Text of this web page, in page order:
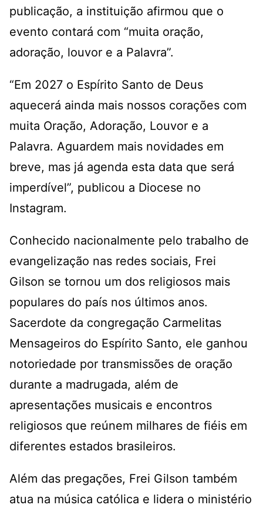
publicação, a instituição afirmou que o
evento contará com “muita oração,
adoração, louvor e a Palavra”.
“Em 2027 o Espírito Santo de Deus
aquecerá ainda mais nossos corações com
muita Oração, Adoração, Louvor e a
Palavra. Aguardem mais novidades em
breve, mas já agenda esta data que será
imperdível”, publicou a Diocese no
Instagram.
Conhecido nacionalmente pelo trabalho de
evangelização nas redes sociais, Frei
Gilson se tornou um dos religiosos mais
populares do país nos últimos anos.
Sacerdote da congregação Carmelitas
Mensageiros do Espírito Santo, ele ganhou
notoriedade por transmissões de oração
durante a madrugada, além de
apresentações musicais e encontros
religiosos que reúnem milhares de fiéis em
diferentes estados brasileiros.
Além das pregações, Frei Gilson também
atua na música católica e lidera o ministério